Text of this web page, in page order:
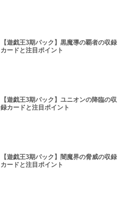
【遊戯王3期パック】黒魔導の覇者の収録
カードと注目ポイント
【遊戯王3期パック】ユニオンの降臨の収
録カードと注目ポイント
【遊戯王3期パック】闇魔界の脅威の収録
カードと注目ポイント